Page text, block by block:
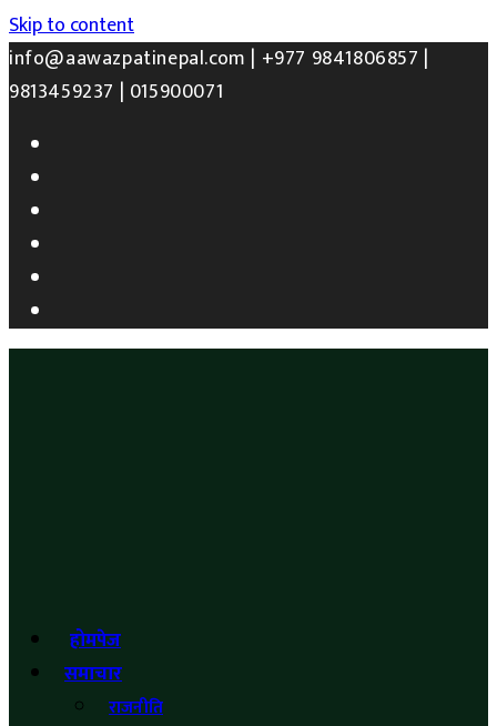
Skip to content
info@aawazpatinepal.com | +977 9841806857 |
9813459237 | 015900071
होमपेज
समाचार
राजनीति